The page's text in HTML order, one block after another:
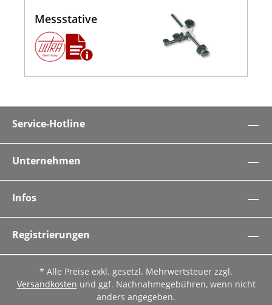
Messstative
Service-Hotline
Unternehmen
Infos
Registrierungen
* Alle Preise exkl. gesetzl. Mehrwertsteuer zzgl.
Versandkosten und ggf. Nachnahmegebühren, wenn nicht
anders angegeben.